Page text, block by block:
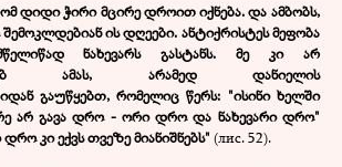
დიდი ჭირი მცირე დროით იქნება.და ამბობს,
ის დღეები. ანტიქრისტეს მეფობა
ნახევარს გასტანს.მე კი არ
ამას, არამედ დანიელის
გაუწყებთ, რომელიც წერს: "ისინი ხელში
არ გავა დრო - ორი დრო და ნახევარი დრო"
დრო კი ექვს თვეზე მიანიშნებს" (лис. 52).